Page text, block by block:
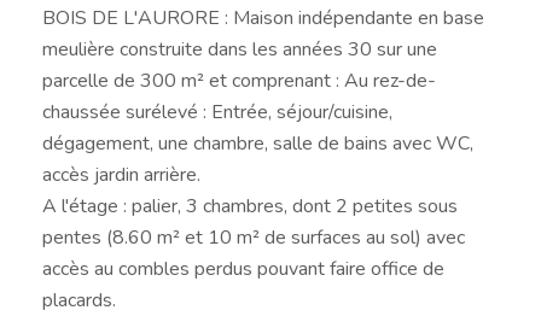
BOIS DE L'AURORE : Maison indépendante en base
meulière construite dans les années 30 sur une
parcelle de 300 m² et comprenant : Au rez-de-
chaussée surélevé : Entrée, séjour/cuisine,
dégagement, une chambre, salle de bains avec WC,
accès jardin arrière.
A l'étage : palier, 3 chambres, dont 2 petites sous
pentes (8.60 m² et 10 m² de surfaces au sol) avec
accès au combles perdus pouvant faire office de
placards.